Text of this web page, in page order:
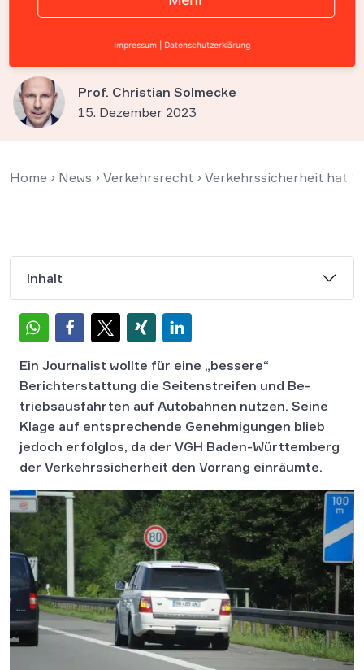
Autobahn-Seitenstreifen nicht
Prof. Christian Solmecke
15. Dezember 2023
Home › News › Verkehrsrecht › Verkehrssicherheit hat
Inhalt
Ein Jour­na­list wollte für eine „bessere“
Berichterstattung die Sei­ten­strei­fen und Be­
triebs­aus­fahr­ten auf Au­to­bah­nen nut­zen. Seine
Klage auf ent­spre­chen­de Ge­neh­mi­gun­gen blieb
jedoch er­folg­los, da der VGH Baden-Würt­tem­berg
der Ver­kehrs­si­cher­heit den Vor­rang einräumte.
Impressum Datenschutzerklärung